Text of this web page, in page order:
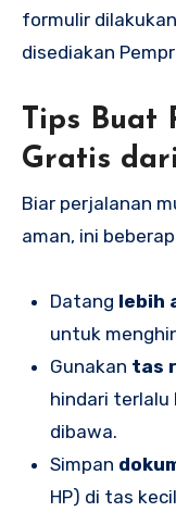
formulir
disediakan
Tips Buat
Gratis
Biar perjalanan
aman, ini
Datang lebih
untuk
Gunakan tas
hindari terlalu
dibawa.
Simpan
HP) di tas